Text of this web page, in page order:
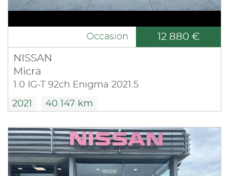
Occasion 12 880 €
NISSAN
Micra
1.0 IG-T 92ch Enigma 2021.5
2021 40 147 km